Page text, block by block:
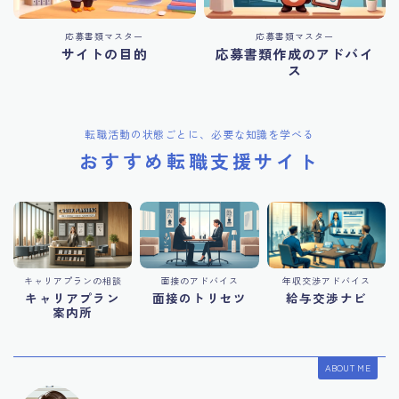
応募書類マスター
サイトの目的
応募書類マスター
応募書類作成のアドバイ
ス
転職活動の状態ごとに、必要な知識を学べる
おすすめ転職支援サイト
キャリアプランの相談
キャリアプラン
案内所
面接のアドバイス
面接のトリセツ
年収交渉アドバイス
給与交渉ナビ
ABOUT ME